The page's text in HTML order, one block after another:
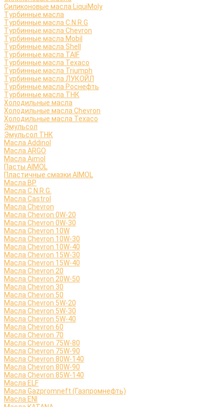
Силиконовые масла LiquiMoly
Турбинные масла
Турбинные масла C.N.R.G
Турбинные масла Chevron
Турбинные масла Mobil
Турбинные масла Shell
Турбинные масла TAIF
Турбинные масла Texaco
Турбинные масла Triumph
Турбинные масла ЛУКОЙЛ
Турбинные масла Роснефть
Турбинные масла ТНК
Холодильные масла
Холодильные масла Chevron
Холодильные масла Texaco
Эмульсол
Эмульсол ТНК
Масла Addinol
Масла ARGO
Масла Aimol
Пасты AIMOL
Пластичные смазки AIMOL
Масла BP
Масла C.N.R.G.
Масла Castrol
Масла Chevron
Масла Chevron 0W-20
Масла Chevron 0W-30
Масла Chevron 10W
Масла Chevron 10W-30
Масла Chevron 10W-40
Масла Chevron 15W-30
Масла Chevron 15W-40
Масла Chevron 20
Масла Chevron 20W-50
Масла Chevron 30
Масла Chevron 50
Масла Chevron 5W-20
Масла Chevron 5W-30
Масла Chevron 5W-40
Масла Chevron 60
Масла Chevron 70
Масла Chevron 75W-80
Масла Chevron 75W-90
Масла Chevron 80W-140
Масла Chevron 80W-90
Масла Chevron 85W-140
Масла ELF
Масла Gazpromneft (Газпромнефть)
Масла ENI